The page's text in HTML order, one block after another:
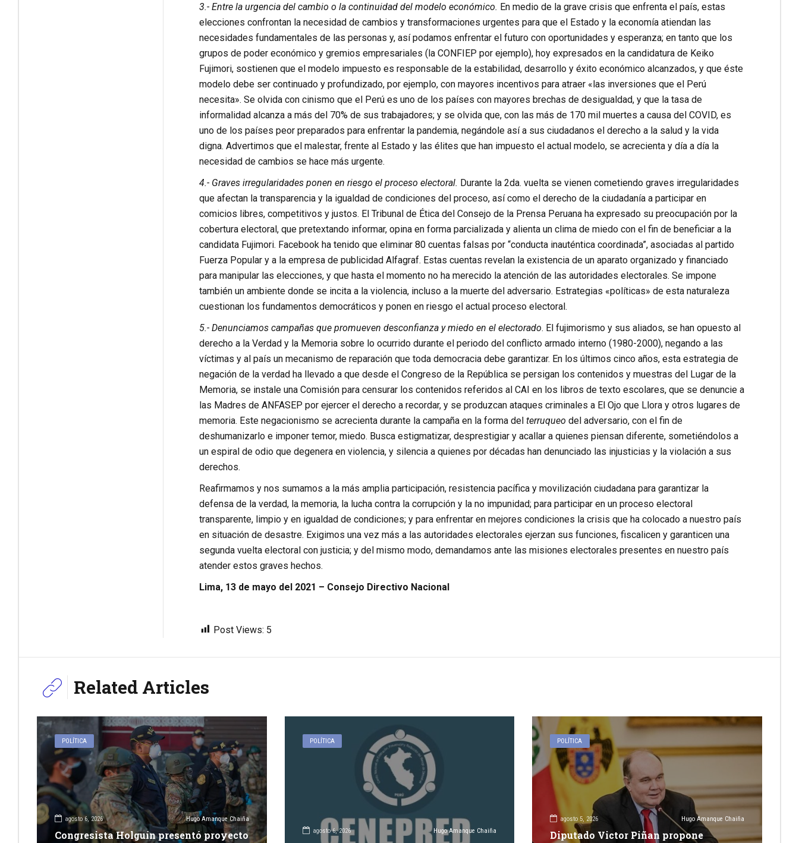
3.- Entre la urgencia del cambio o la continuidad del modelo económico. En medio de la grave crisis que enfrenta el país, estas
elecciones confrontan la necesidad de cambios y transformaciones urgentes para que el Estado y la economía atiendan las
necesidades fundamentales de las personas y, así podamos enfrentar el futuro con oportunidades y esperanza; en tanto que los
grupos de poder económico y gremios empresariales (la CONFIEP por ejemplo), hoy expresados en la candidatura de Keiko
Fujimori, sostienen que el modelo impuesto es responsable de la estabilidad, desarrollo y éxito económico alcanzados, y que éste
modelo debe ser continuado y profundizado, por ejemplo, con mayores incentivos para atraer «las inversiones que el Perú
necesita». Se olvida con cinismo que el Perú es uno de los países con mayores brechas de desigualdad, y que la tasa de
informalidad alcanza a más del 70% de sus trabajadores; y se olvida que, con las más de 170 mil muertes a causa del COVID, es
uno de los países peor preparados para enfrentar la pandemia, negándole así a sus ciudadanos el derecho a la salud y la vida
digna. Advertimos que el malestar, frente al Estado y las élites que han impuesto el actual modelo, se acrecienta y día a día la
necesidad de cambios se hace más urgente.
4.- Graves irregularidades ponen en riesgo el proceso electoral. Durante la 2da. vuelta se vienen cometiendo graves irregularidades
que afectan la transparencia y la igualdad de condiciones del proceso, así como el derecho de la ciudadanía a participar en
comicios libres, competitivos y justos. El Tribunal de Ética del Consejo de la Prensa Peruana ha expresado su preocupación por la
cobertura electoral, que pretextando informar, opina en forma parcializada y alienta un clima de miedo con el fin de beneficiar a la
candidata Fujimori. Facebook ha tenido que eliminar 80 cuentas falsas por “conducta inauténtica coordinada”, asociadas al partido
Fuerza Popular y a la empresa de publicidad Alfagraf. Estas cuentas revelan la existencia de un aparato organizado y financiado
para manipular las elecciones, y que hasta el momento no ha merecido la atención de las autoridades electorales. Se impone
también un ambiente donde se incita a la violencia, incluso a la muerte del adversario. Estrategias «políticas» de esta naturaleza
cuestionan los fundamentos democráticos y ponen en riesgo el actual proceso electoral.
5.- Denunciamos campañas que promueven desconfianza y miedo en el electorado. El fujimorismo y sus aliados, se han opuesto al
derecho a la Verdad y la Memoria sobre lo ocurrido durante el periodo del conflicto armado interno (1980-2000), negando a las
víctimas y al país un mecanismo de reparación que toda democracia debe garantizar. En los últimos cinco años, esta estrategia de
negación de la verdad ha llevado a que desde el Congreso de la República se persigan los contenidos y muestras del Lugar de la
Memoria, se instale una Comisión para censurar los contenidos referidos al CAI en los libros de texto escolares, que se denuncie a
las Madres de ANFASEP por ejercer el derecho a recordar, y se produzcan ataques criminales a El Ojo que Llora y otros lugares de
memoria. Este negacionismo se acrecienta durante la campaña en la forma del terruqueo del adversario, con el fin de
deshumanizarlo e imponer temor, miedo. Busca estigmatizar, desprestigiar y acallar a quienes piensan diferente, sometiéndolos a
un espiral de odio que degenera en violencia, y silencia a quienes por décadas han denunciado las injusticias y la violación a sus
derechos.
Reafirmamos y nos sumamos a la más amplia participación, resistencia pacífica y movilización ciudadana para garantizar la
defensa de la verdad, la memoria, la lucha contra la corrupción y la no impunidad; para participar en un proceso electoral
transparente, limpio y en igualdad de condiciones; y para enfrentar en mejores condiciones la crisis que ha colocado a nuestro país
en situación de desastre. Exigimos una vez más a las autoridades electorales ejerzan sus funciones, fiscalicen y garanticen una
segunda vuelta electoral con justicia; y del mismo modo, demandamos ante las misiones electorales presentes en nuestro país
atender estos graves hechos.
Lima, 13 de mayo del 2021 – Consejo Directivo Nacional
Post Views: 5
Related Articles
POLÍTICA
agosto 6, 2026 Hugo Amanque Chaiña
Congresista Holguín presentó proyecto
POLÍTICA
agosto 6, 2026 Hugo Amanque Chaiña
POLÍTICA
agosto 5, 2026 Hugo Amanque Chaiña
Diputado Victor Piñan propone